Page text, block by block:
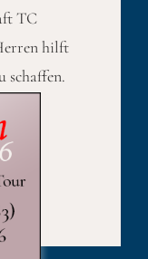
TC
hilft
schaffen.